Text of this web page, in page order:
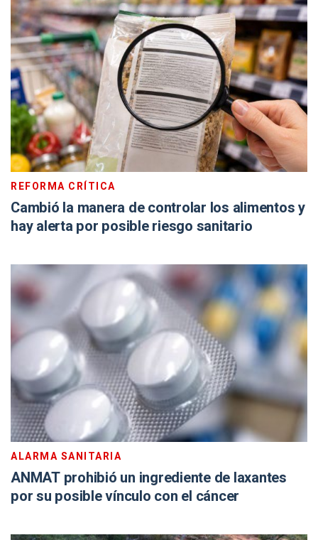
REFORMA CRÍTICA
Cambió la manera de controlar los alimentos y
hay alerta por posible riesgo sanitario
ALARMA SANITARIA
ANMAT prohibió un ingrediente de laxantes
por su posible vínculo con el cáncer